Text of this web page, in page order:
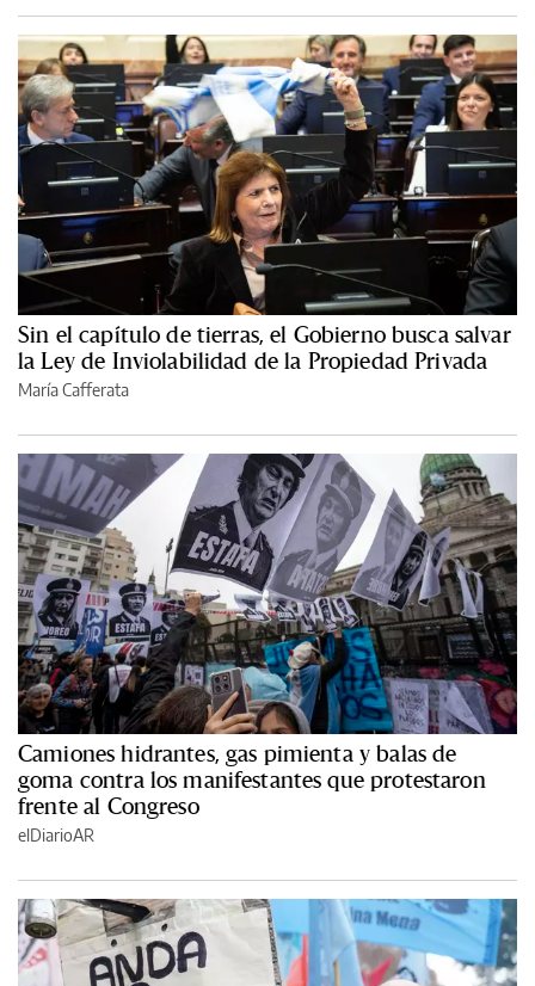
Sin el capítulo de tierras, el Gobierno busca salvar
la Ley de Inviolabilidad de la Propiedad Privada
María Cafferata
Camiones hidrantes, gas pimienta y balas de
goma contra los manifestantes que protestaron
frente al Congreso
elDiarioAR